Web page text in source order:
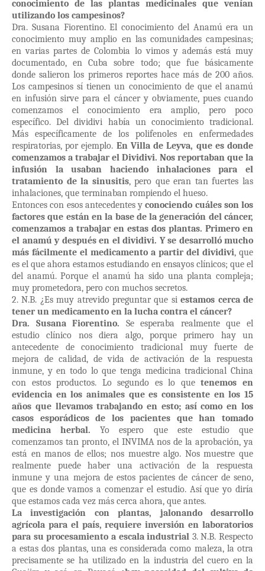
conocimiento de las plantas medicinales que venían
utilizando los campesinos?
Dra. Susana Fiorentino. El conocimiento del Anamú era un
conocimiento muy amplio en las comunidades campesinas;
en varias partes de Colombia lo vimos y además está muy
documentado, en Cuba sobre todo; que fue básicamente
donde salieron los primeros reportes hace más de 200 años.
Los campesinos sí tienen un conocimiento de que el anamú
en infusión sirve para el cáncer y obviamente, pues cuando
comenzamos el conocimiento era amplio, pero poco
específico. Del dividivi había un conocimiento tradicional.
Más específicamente de los polifenoles en enfermedades
respiratorias, por ejemplo. En Villa de Leyva, que es donde
comenzamos a trabajar el Dividivi. Nos reportaban que la
infusión la usaban haciendo inhalaciones para el
tratamiento de la sinusitis, pero que eran tan fuertes las
inhalaciones, que terminaban rompiendo el hueso.
Entonces con esos antecedentes yconociendo cuáles son los
factores que están en la base de la generación del cáncer,
comenzamos a trabajar en estas dos plantas. Primero en
el anamú y después en el dividivi. Y se desarrolló mucho
más fácilmente el medicamento a partir del dividivi, que
es el que ahora estamos estudiando en ensayos clínicos; que el
del anamú. Porque el anamú ha sido una planta compleja;
muy prometedora, pero con muchos secretos.
2. N.B. ¿Es muy atrevido preguntar que siestamos cerca de
tener un medicamento en la lucha contra el cáncer?
Dra. Susana Fiorentino. Se esperaba realmente que el
estudio clínico nos diera algo, porque primero hay un
antecedente de conocimiento tradicional muy fuerte de
mejora de calidad, de vida de activación de la respuesta
inmune, y en todo lo que tenga medicina tradicional China
con estos productos. Lo segundo es lo quetenemos en
evidencia en los animales que es consistente en los 15
años que llevamos trabajando en esto; así como en los
casos esporádicos de los pacientes que han tomado
medicina herbal. Yo espero que este estudio que
comenzamos tan pronto, el INVIMA nos de la aprobación, ya
está en manos de ellos; nos muestre algo. Nos muestre que
realmente puede haber una activación de la respuesta
inmune y una mejora de estos pacientes de cáncer de seno,
que es donde vamos a comenzar el estudio. Así que yo diría
que estamos cada vez más cerca ahora, que antes.
La investigación con plantas, jalonando desarrollo
agrícola para el país, requiere inversión en laboratorios
para su procesamiento a escala industrial 3. N.B. Respecto
a estas dos plantas, una es considerada como maleza, la otra
precisamente se ha utilizado en la industria del cuero en la